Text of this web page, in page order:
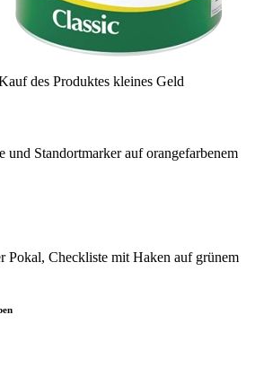
des Produktes kleines Geld